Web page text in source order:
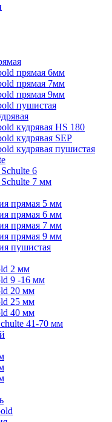
прямая 6мм
прямая 7мм
прямая 9мм
пушистая
кудрявая HS 180
кудрявая SEP
кудрявая пушистая
6
7 мм
прямая 5 мм
прямая 6 мм
прямая 7 мм
прямая 9 мм
пушистая
2 мм
9 -16 мм
20 мм
25 мм
40 мм
41-70 мм